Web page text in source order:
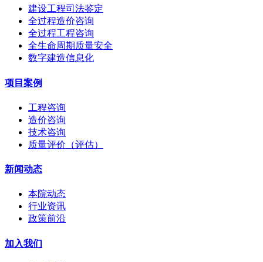
建设工程司法鉴定
全过程造价咨询
全过程工程咨询
全生命周期质量安全
数字建造信息化
项目案例
工程咨询
造价咨询
技术咨询
质量评价（评估）
新闻动态
本院动态
行业资讯
政策前沿
加入我们